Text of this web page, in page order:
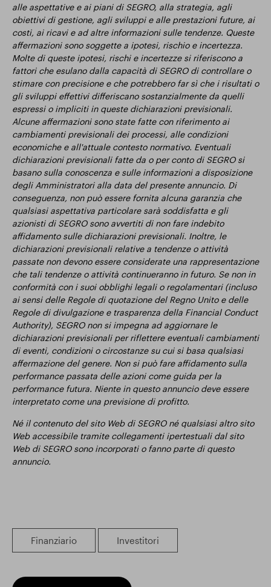
alle aspettative e ai piani di SEGRO, alla strategia, agli
obiettivi di gestione, agli sviluppi e alle prestazioni future, ai
costi, ai ricavi e ad altre informazioni sulle tendenze. Queste
affermazioni sono soggette a ipotesi, rischio e incertezza.
Molte di queste ipotesi, rischi e incertezze si riferiscono a
fattori che esulano dalla capacità di SEGRO di controllare o
stimare con precisione e che potrebbero far sì che i risultati o
gli sviluppi effettivi differiscano sostanzialmente da quelli
espressi o impliciti in queste dichiarazioni previsionali.
Alcune affermazioni sono state fatte con riferimento ai
cambiamenti previsionali dei processi, alle condizioni
economiche e all'attuale contesto normativo. Eventuali
dichiarazioni previsionali fatte da o per conto di SEGRO si
basano sulla conoscenza e sulle informazioni a disposizione
degli Amministratori alla data del presente annuncio. Di
conseguenza, non può essere fornita alcuna garanzia che
qualsiasi aspettativa particolare sarà soddisfatta e gli
azionisti di SEGRO sono avvertiti di non fare indebito
affidamento sulle dichiarazioni previsionali. Inoltre, le
dichiarazioni previsionali relative a tendenze o attività
passate non devono essere considerate una rappresentazione
che tali tendenze o attività continueranno in futuro. Se non in
conformità con i suoi obblighi legali o regolamentari (incluso
ai sensi delle Regole di quotazione del Regno Unito e delle
Regole di divulgazione e trasparenza della Financial Conduct
Authority), SEGRO non si impegna ad aggiornare le
dichiarazioni previsionali per riflettere eventuali cambiamenti
di eventi, condizioni o circostanze su cui si basa qualsiasi
affermazione del genere. Non si può fare affidamento sulla
performance passata delle azioni come guida per la
performance futura. Niente in questo annuncio deve essere
interpretato come una previsione di profitto.
Né il contenuto del sito Web di SEGRO né qualsiasi altro sito
Web accessibile tramite collegamenti ipertestuali dal sito
Web di SEGRO sono incorporati o fanno parte di questo
annuncio.
Finanziario Investitori